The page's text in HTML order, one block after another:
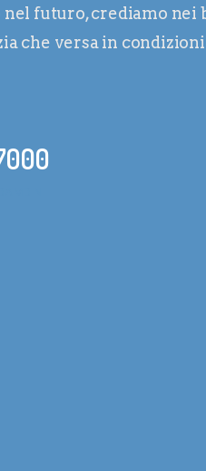
nel futuro, crediamo nei
che versa in